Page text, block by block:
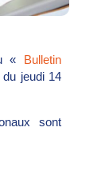
« Bulletin
jeudi 14
sont